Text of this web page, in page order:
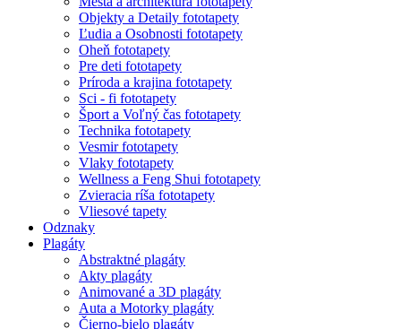
Objekty a Detaily fototapety
Ľudia a Osobnosti fototapety
Oheň fototapety
Pre deti fototapety
Príroda a krajina fototapety
Sci - fi fototapety
Šport a Voľný čas fototapety
Technika fototapety
Vesmir fototapety
Vlaky fototapety
Wellness a Feng Shui fototapety
Zvieracia ríša fototapety
Vliesové tapety
Odznaky
Plagáty
Abstraktné plagáty
Akty plagáty
Animované a 3D plagáty
Auta a Motorky plagáty
Čierno-bielo plagáty